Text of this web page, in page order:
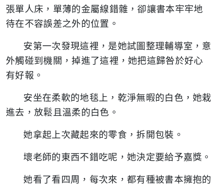
張單人床，單薄的金屬線錯雜，卻讓書本牢牢地
待在不容誤差之外的位置。
安第一次發現這裡，是她試圖整理輔導室，意
外觸碰到機關，掉進了這裡，她把這歸咎於好心
有好報。
安坐在柔軟的地毯上，乾淨無暇的白色，她栽
進去，放鬆且溫柔的白色。
她拿起上次藏起來的零食，拆開包裝。
壞老師的東西不錯吃呢，她決定要給予嘉獎。
她看了看四周，每次來，都有種被書本擁抱的